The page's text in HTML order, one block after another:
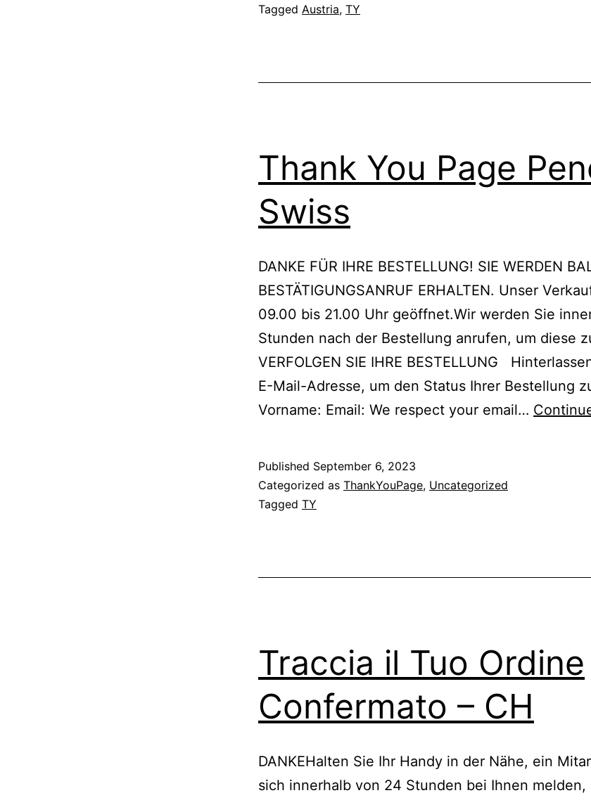
Tagged Austria, TY
Thank You Page
Swiss
DANKE FÜR IHRE BESTELLUNG! SIE WERDEN
BESTÄTIGUNGSANRUF ERHALTEN. Unser
09.00 bis 21.00 Uhr geöffnet.Wir werden Sie
Stunden nach der Bestellung anrufen, um diese
VERFOLGEN SIE IHRE BESTELLUNG
E-Mail-Adresse, um den Status Ihrer Bestellung
Vorname: Email: We respect your email…
Published September 6, 2023
Categorized as ThankYouPage, Uncategorized
Tagged TY
Traccia il Tuo Ordine
Confermato – CH
DANKEHalten Sie Ihr Handy in der Nähe, ein
sich innerhalb von 24 Stunden bei Ihnen melden,